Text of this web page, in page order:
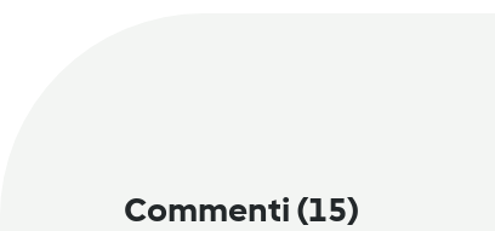
Commenti (15)